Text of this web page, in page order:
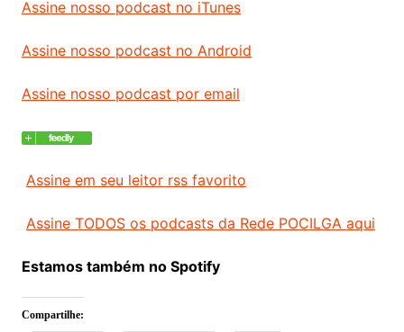
Assine nosso podcast no iTunes
Assine nosso podcast no Android
Assine nosso podcast por email
Assine em seu leitor rss favorito
Assine TODOS os podcasts da Rede POCILGA aqui
Estamos também no Spotify
Compartilhe: